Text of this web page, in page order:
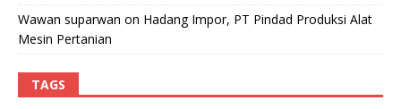
Wawan suparwan on Hadang Impor, PT Pindad Produksi Alat
Mesin Pertanian
TAGS